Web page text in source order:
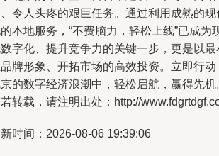
令人头疼的艰巨任务。通过利用成熟的
本地服务，“不费脑力，轻松上线”已成为
字化、提升竞争力的关键一步，更是以
牌形象、开拓市场的高效投资。立即行
的数字经济浪潮中，轻松启航，赢得先机
转载，请注明出处：http://
时间：2026-08-06 19:39:06